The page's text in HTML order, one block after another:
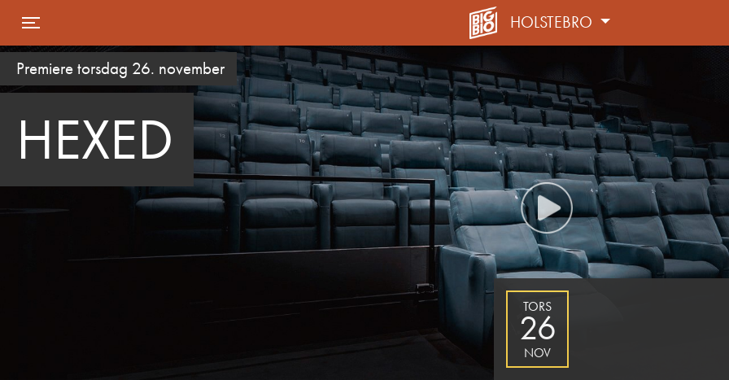
HOLSTEBRO
Premiere torsdag 26. november
HEXED
TORS
26
NOV